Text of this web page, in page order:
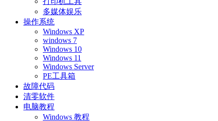
多媒体娱乐
操作系统
Windows XP
windows 7
Windows 10
Windows 11
Windows Server
PE工具箱
故障代码
清零软件
电脑教程
Windows 教程